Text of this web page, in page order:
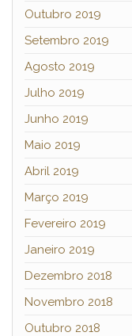
Outubro 2019
Setembro 2019
Agosto 2019
Julho 2019
Junho 2019
Maio 2019
Abril 2019
Março 2019
Fevereiro 2019
Janeiro 2019
Dezembro 2018
Novembro 2018
Outubro 2018